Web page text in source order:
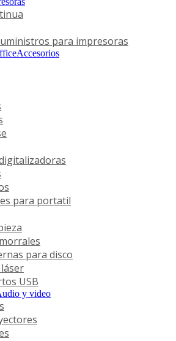
para impresoras
Accesorios
para portatil
para disco
USB
y video